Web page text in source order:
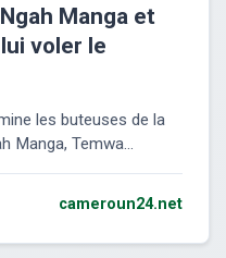
Manga et
voler le
les buteuses de la
Temwa...
cameroun24.net